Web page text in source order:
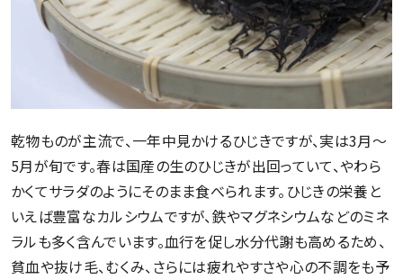
乾物ものが主流で、一年中見かけるひじきですが、実は3月～
5月が旬です。春は国産の生のひじきが出回っていて、やわら
かくてサラダのようにそのまま食べられます。ひじきの栄養と
いえば豊富なカルシウムですが、鉄やマグネシウムなどのミネ
ラルも多く含んでいます。血行を促し水分代謝も高めるため、
貧血や抜け毛、むくみ、さらには疲れやすさや心の不調をも予